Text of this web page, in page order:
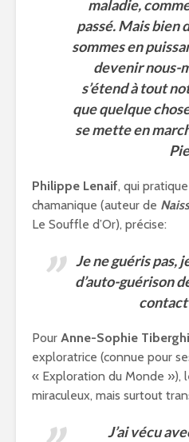
maladie,
passé. Mais bien
sommes en
devenir nous-
s’étend à tout
que quelque
se mette en
Philippe Lenaif, qui
chamanique (auteur de
Le Souffle d’Or), précise:
Je ne guéris pas,
d’auto-guérison
contact
Pour Anne-Sophie
exploratrice (connue pour
« Exploration du Monde »),
miraculeux, mais surtout
J’ai vécu